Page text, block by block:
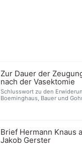
Zur Dauer der
nach der Vasektomie
Schlusswort zu den
Boeminghaus, Bauer und
Brief Hermann Knaus
Jakob Gerster